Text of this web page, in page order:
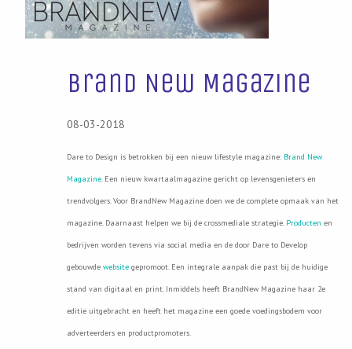
Brand New Magazine
08-03-2018
Dare to Design is betrokken bij een nieuw lifestyle magazine: Brand New
Magazine. Een nieuw kwartaalmagazine gericht op levensgenieters en
trendvolgers. Voor BrandNew Magazine doen we de complete opmaak van het
magazine. Daarnaast helpen we bij de crossmediale strategie. Producten en
bedrijven worden tevens via social media en de door Dare to Develop
gebouwde website gepromoot. Een integrale aanpak die past bij de huidige
stand van digitaal en print. Inmiddels heeft BrandNew Magazine haar 2e
editie uitgebracht en heeft het magazine een goede voedingsbodem voor
adverteerders en productpromoters.